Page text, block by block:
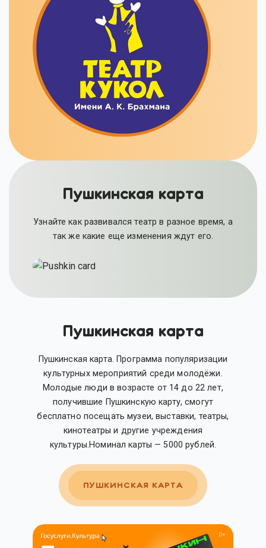
Пушкинская карта
Узнайте как развивался театр в разное время, а
так же какие еще изменения ждут его.
Пушкинская карта
Пушкинская карта. Программа популяризации
культурных мероприятий среди молодёжи.
Молодые люди в возрасте от 14 до 22 лет,
получившие Пушкинскую карту, смогут
бесплатно посещать музеи, выставки, театры,
кинотеатры и другие учреждения
культуры.Номинал карты — 5000 рублей.
ПУШКИНСКАЯ КАРТА